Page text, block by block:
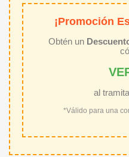
¡Promoción
Obtén un
al
*Válido para una